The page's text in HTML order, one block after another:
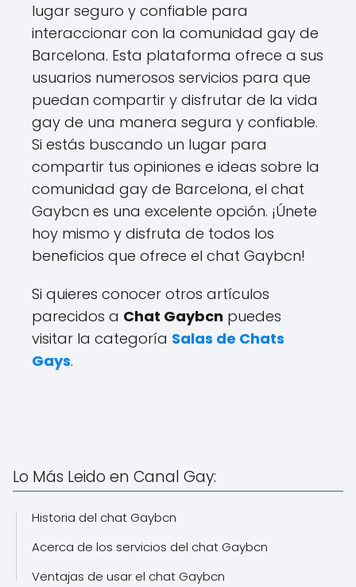
lugar seguro y confiable para
interaccionar con la comunidad gay de
Barcelona. Esta plataforma ofrece a sus
usuarios numerosos servicios para que
puedan compartir y disfrutar de la vida
gay de una manera segura y confiable.
Si estás buscando un lugar para
compartir tus opiniones e ideas sobre la
comunidad gay de Barcelona, el chat
Gaybcn es una excelente opción. ¡Únete
hoy mismo y disfruta de todos los
beneficios que ofrece el chat Gaybcn!
Si quieres conocer otros artículos
parecidos a Chat Gaybcn puedes
visitar la categoría Salas de Chats
Gays.
Lo Más Leido en Canal Gay:
Historia del chat Gaybcn
Acerca de los servicios del chat Gaybcn
Ventajas de usar el chat Gaybcn